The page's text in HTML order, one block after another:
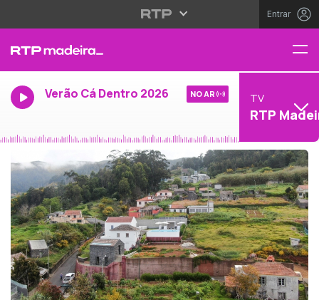
Entrar
Verão Cá Dentro 2026 NO AR TV
RTP